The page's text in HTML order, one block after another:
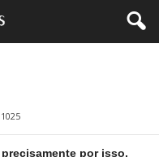
1025
por isso,